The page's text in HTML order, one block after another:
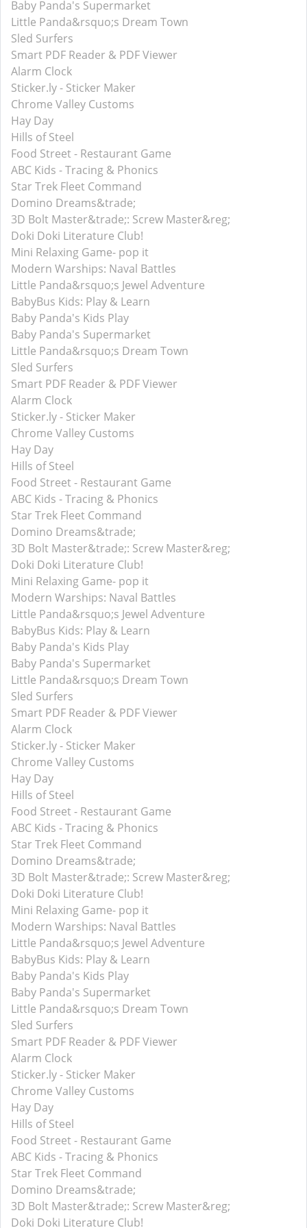
Baby Panda's Supermarket
Little Panda&rsquo;s Dream Town
Sled Surfers
Smart PDF Reader & PDF Viewer
Alarm Clock
Sticker.ly - Sticker Maker
Chrome Valley Customs
Hay Day
Hills of Steel
Food Street - Restaurant Game
ABC Kids - Tracing & Phonics
Star Trek Fleet Command
Domino Dreams&trade;
3D Bolt Master&trade;: Screw Master&reg;
Doki Doki Literature Club!
Mini Relaxing Game- pop it
Modern Warships: Naval Battles
Little Panda&rsquo;s Jewel Adventure
BabyBus Kids: Play & Learn
Baby Panda's Kids Play
Baby Panda's Supermarket
Little Panda&rsquo;s Dream Town
Sled Surfers
Smart PDF Reader & PDF Viewer
Alarm Clock
Sticker.ly - Sticker Maker
Chrome Valley Customs
Hay Day
Hills of Steel
Food Street - Restaurant Game
ABC Kids - Tracing & Phonics
Star Trek Fleet Command
Domino Dreams&trade;
3D Bolt Master&trade;: Screw Master&reg;
Doki Doki Literature Club!
Mini Relaxing Game- pop it
Modern Warships: Naval Battles
Little Panda&rsquo;s Jewel Adventure
BabyBus Kids: Play & Learn
Baby Panda's Kids Play
Baby Panda's Supermarket
Little Panda&rsquo;s Dream Town
Sled Surfers
Smart PDF Reader & PDF Viewer
Alarm Clock
Sticker.ly - Sticker Maker
Chrome Valley Customs
Hay Day
Hills of Steel
Food Street - Restaurant Game
ABC Kids - Tracing & Phonics
Star Trek Fleet Command
Domino Dreams&trade;
3D Bolt Master&trade;: Screw Master&reg;
Doki Doki Literature Club!
Mini Relaxing Game- pop it
Modern Warships: Naval Battles
Little Panda&rsquo;s Jewel Adventure
BabyBus Kids: Play & Learn
Baby Panda's Kids Play
Baby Panda's Supermarket
Little Panda&rsquo;s Dream Town
Sled Surfers
Smart PDF Reader & PDF Viewer
Alarm Clock
Sticker.ly - Sticker Maker
Chrome Valley Customs
Hay Day
Hills of Steel
Food Street - Restaurant Game
ABC Kids - Tracing & Phonics
Star Trek Fleet Command
Domino Dreams&trade;
3D Bolt Master&trade;: Screw Master&reg;
Doki Doki Literature Club!